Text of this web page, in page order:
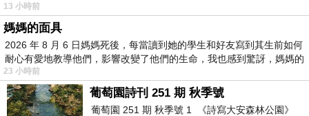
13 小時前
媽媽的面具
2026 年 8 月 6 日媽媽死後，每當讀到她的學生和好友寫到其生前如何
耐心有愛地教導他們，影響改變了他們的生命，我也感到驚訝，媽媽的
23 小時前
葡萄園詩刊 251 期 秋季號
葡萄園 251 期 秋季號 1 《詩寫大安森林公園》